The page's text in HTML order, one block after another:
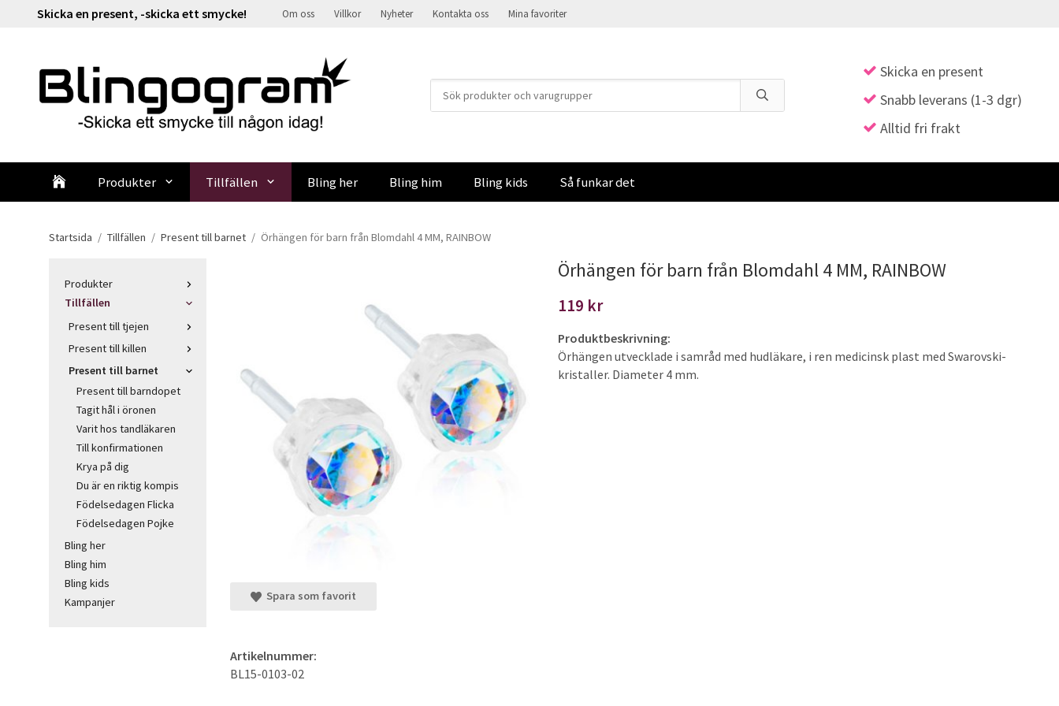
Skicka en present, -skicka ett smycke! Om oss Villkor Nyheter Kontakta oss Mina favoriter
Skicka en present
Snabb leverans (1-3 dgr)
Alltid fri frakt
Produkter Tillfällen Bling her Bling him Bling kids Så funkar det
Startsida / Tillfällen / Present till barnet / Örhängen för barn från Blomdahl 4 MM, RAINBOW
Produkter
Tillfällen
Present till tjejen
Present till killen
Present till barnet
Present till barndopet
Tagit hål i öronen
Varit hos tandläkaren
Till konfirmationen
Krya på dig
Du är en riktig kompis
Födelsedagen Flicka
Födelsedagen Pojke
Bling her
Bling him
Bling kids
Kampanjer
Örhängen för barn från Blomdahl 4 MM, RAINBOW
119 kr
Produktbeskrivning:
Örhängen utvecklade i samråd med hudläkare, i ren medicinsk plast med Swarovski-
kristaller. Diameter 4 mm.
Spara som favorit
Artikelnummer:
BL15-0103-02